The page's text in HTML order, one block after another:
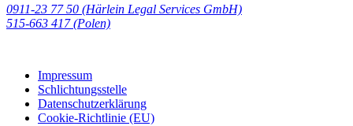
0911-23 77 50 (Härlein Legal Services GmbH)
‭515-663 417 (Polen)‬‬‬
Impressum
Schlichtungsstelle
Datenschutzerklärung
Cookie-Richtlinie (EU)